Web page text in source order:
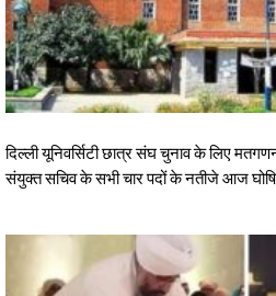
दिल्ली यूनिवर्सिटी छात्र संघ चुनाव के लिए
संयुक्त सचिव के सभी चार पदों के नतीजे आज